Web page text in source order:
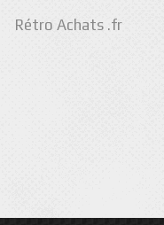
Rétro Achats .fr